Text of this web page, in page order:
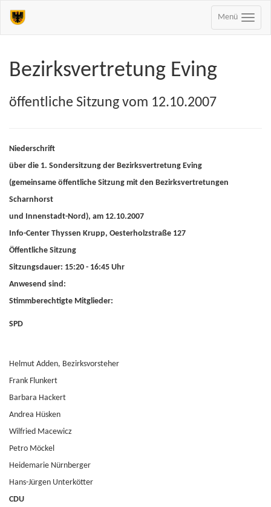
Menü
Bezirksvertretung Eving
öffentliche Sitzung vom 12.10.2007
Niederschrift
über die 1. Sondersitzung der Bezirksvertretung Eving
(gemeinsame öffentliche Sitzung mit den Bezirksvertretungen
Scharnhorst
und Innenstadt-Nord), am 12.10.2007
Info-Center Thyssen Krupp, Oesterholzstraße 127
Öffentliche Sitzung
Sitzungsdauer: 15:20 - 16:45 Uhr
Anwesend sind:
Stimmberechtigte Mitglieder:
SPD
Helmut Adden, Bezirksvorsteher
Frank Flunkert
Barbara Hackert
Andrea Hüsken
Wilfried Macewicz
Petro Möckel
Heidemarie Nürnberger
Hans-Jürgen Unterkötter
CDU